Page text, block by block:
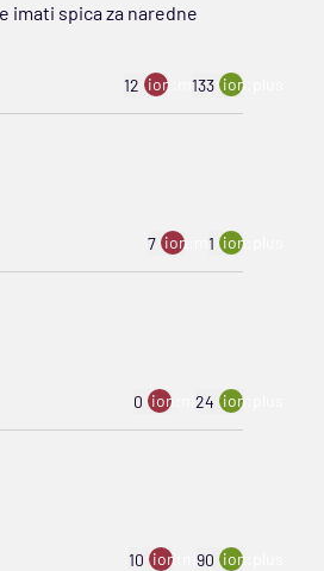
imati spica za naredne
12 ion:minus
133 ion:plus
7 ion:minus
1 ion:plus
0 ion:minus
24 ion:plus
10 ion:minus
90 ion:plus